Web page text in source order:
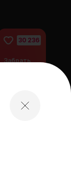
30 236
Забрать